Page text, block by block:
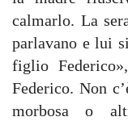
calmarlo. La
parlavano e lui
figlio
Federico. Non
morbosa o